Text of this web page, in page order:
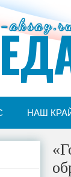
НАШ